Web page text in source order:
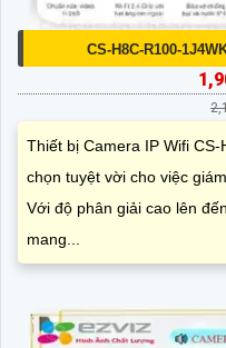
CS-H8C-R100-
Thiết bị Camera IP Wifi
chọn tuyệt vời cho việc
Với độ phân giải cao lên
mang...